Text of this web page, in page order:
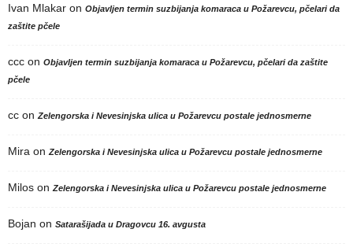
Ivan Mlakar on Objavljen termin suzbijanja komaraca u Požarevcu, pčelari da
zaštite pčele
ccc on Objavljen termin suzbijanja komaraca u Požarevcu, pčelari da zaštite
pčele
cc on Zelengorska i Nevesinjska ulica u Požarevcu postale jednosmerne
Mira on Zelengorska i Nevesinjska ulica u Požarevcu postale jednosmerne
Milos on Zelengorska i Nevesinjska ulica u Požarevcu postale jednosmerne
Bojan on Satarašijada u Dragovcu 16. avgusta